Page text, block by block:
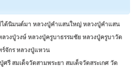
ได้นิมนต์มา หลวงปู่คำแสนใหญ่ หลวงปู่คำแสน
วงปู่วงษ์ หลวงปู่ครูบาธรรมชัย หลวงปู่ครูบาวัด
จักร หลวงปู่แหวน
รี สมเด็จวัดสามพระยา สมเด็จวัดสระเกศ วัด